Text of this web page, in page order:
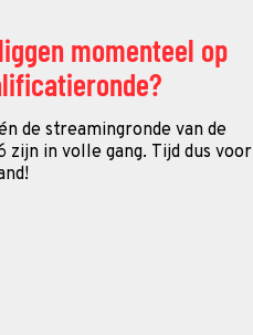
momenteel op
de streamingronde van de
zijn in volle gang. Tijd dus voor